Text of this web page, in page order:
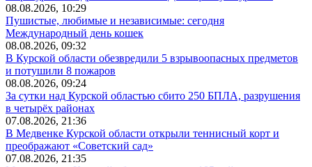
08.08.2026, 10:29
Пушистые, любимые и независимые: сегодня
Международный день кошек
08.08.2026, 09:32
В Курской области обезвредили 5 взрывоопасных предметов
и потушили 8 пожаров
08.08.2026, 09:24
За сутки над Курской областью сбито 250 БПЛА, разрушения
в четырёх районах
07.08.2026, 21:36
В Медвенке Курской области открыли теннисный корт и
преображают «Советский сад»
07.08.2026, 21:35